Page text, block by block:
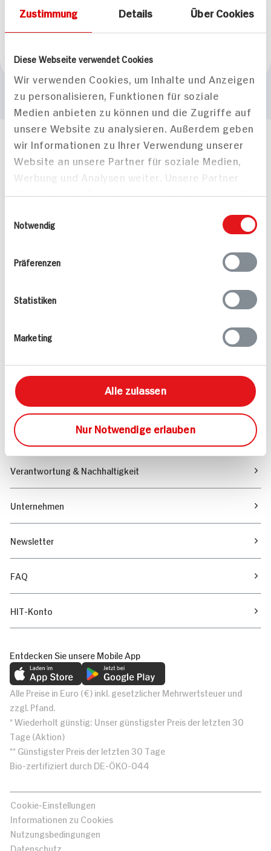
Zustimmung Details Über Cookies
Diese Webseite verwendet Cookies
Wir verwenden Cookies, um Inhalte und Anzeigen
zu personalisieren, Funktionen für soziale
Medien anbieten zu können und die Zugriffe auf
unsere Website zu analysieren. Außerdem geben
wir Informationen zu Ihrer Verwendung unserer
Website an unsere Partner für soziale Medien,
Werbung und Analysen weiter. Unsere Partner
führen diese Informationen möglicherweise mit
bereitgestellt haben oder die sie im Rahmen
Notwendig
Präferenzen
Statistiken
Marketing
Alle zulassen
Nur Notwendige erlauben
Vegan Glutenfrei
ahead
Häufig gestellte Fragen
Mehr Informationen in unserem FAQ
kontakt
hit.de
Montag - Donnerstag: 9 bis 16 Uhr
Freitags: 9 bis 13 Uhr
Angebote & Coupons
Sortiment
Marktfinder
Unser Magazin
Verantwortung & Nachhaltigkeit
Unternehmen
Newsletter
FAQ
HIT-Konto
Entdecken Sie unsere Mobile App
Alle Preise in Euro (€) inkl. gesetzlicher Mehrwertsteuer und
zzgl. Pfand.
* Wiederholt günstig: Unser günstigster Preis der letzten 30
Tage (Aktion)
** Günstigster Preis der letzten 30 Tage
Bio-zertifiziert durch DE-ÖKO-044
Cookie-Einstellungen
Informationen zu Cookies
Nutzungsbedingungen
Datenschutz